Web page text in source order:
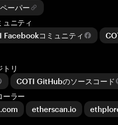
ーパー
ニティ
Facebookコミュニティ
リ
COTI GitHubのソースコード
ーラー
etherscan.io